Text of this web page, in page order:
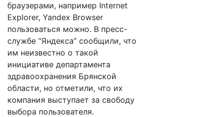
браузерами, например Internet
Explorer, Yandex Browser
пользоваться можно. В пресс-
службе “Яндекса” сообщили, что
им неизвестно о такой
инициативе департамента
здравоохранения Брянской
области, но отметили, что их
компания выступает за свободу
выбора пользователя.